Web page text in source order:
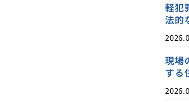
軽犯
法的
現場
する